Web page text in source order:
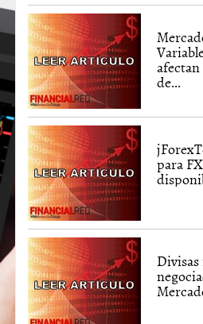
de...
para
Divisas